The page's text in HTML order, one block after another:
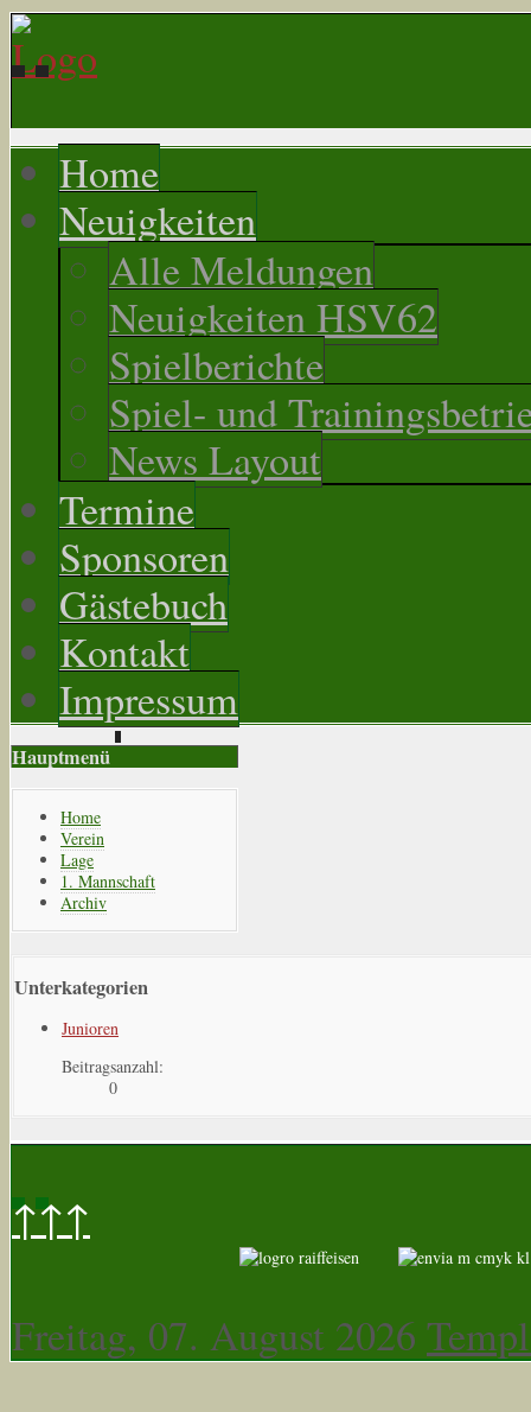
Home
Neuigkeiten
Alle Meldungen
Neuigkeiten HSV62
Spielberichte
Spiel- und
News Layout
Termine
Sponsoren
Gästebuch
Kontakt
Impressum
Hauptmenü
Home
Verein
Lage
1. Mannschaft
Archiv
Unterkategorien
Junioren
Beitragsanzahl:
0
↑↑↑
Freitag, 07. August 2026